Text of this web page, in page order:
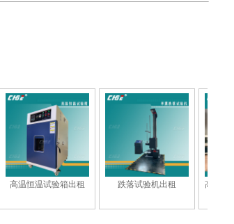
出租 跌落试验机出租
高低温交变湿热试验箱